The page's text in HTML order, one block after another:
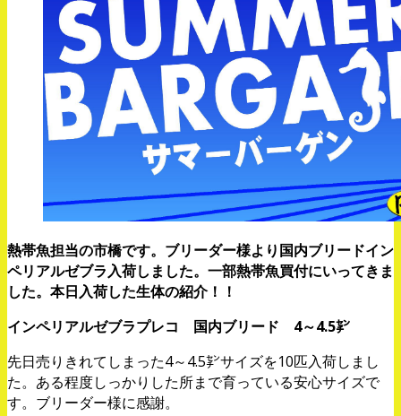
熱帯魚担当の市橋です。ブリーダー様より国内ブリードイン
ペリアルゼブラ入荷しました。一部熱帯魚買付にいってきま
した。本日入荷した生体の紹介！！
インペリアルゼブラプレコ 国内ブリード 4～4.5㌢
先日売りきれてしまった4～4.5㌢サイズを10匹入荷しまし
た。ある程度しっかりした所まで育っている安心サイズで
す。ブリーダー様に感謝。